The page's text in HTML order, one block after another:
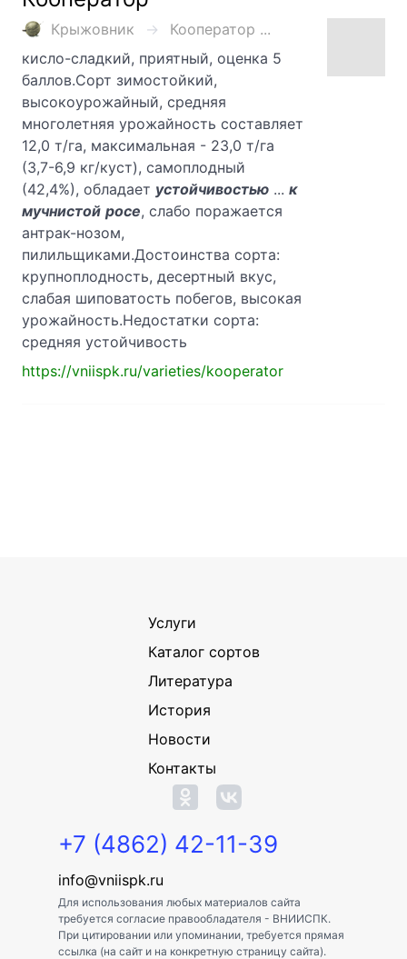
Крыжовник
Кооператор ...
кисло-сладкий, приятный, оценка 5
баллов.Сорт зимостойкий,
высокоурожайный, средняя
многолетняя урожайность составляет
12,0 т/га, максимальная - 23,0 т/га
(3,7-6,9 кг/куст), самоплодный
(42,4%), обладает устойчивостью ... к
мучнистой росе, слабо поражается
антрак-нозом,
пилильщиками.Достоинства сорта:
крупноплодность, десертный вкус,
слабая шиповатость побегов, высокая
урожайность.Недостатки сорта:
средняя устойчивость
https://vniispk.ru/varieties/kooperator
Услуги
Каталог сортов
Литература
История
Новости
Контакты
+7 (4862) 42-11-39
info@vniispk.ru
Для использования любых материалов сайта
требуется согласие правообладателя - ВНИИСПК.
При цитировании или упоминании, требуется прямая
ссылка (на сайт и на конкретную страницу сайта).